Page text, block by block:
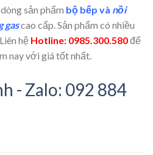
sản phẩm bộ bếp và nồi
gascao cấp. Sản phẩm có nhiều
hệ Hotline: 0985.300.580để
nay với giá tốt nhất.
- Zalo: 092 884